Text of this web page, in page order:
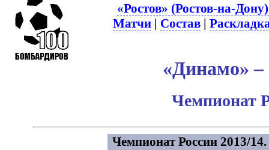
«Ростов» (Ростов-на-
Матчи | Состав |
«Динамо» –
Чемпионат
Чемпионат России 2013/